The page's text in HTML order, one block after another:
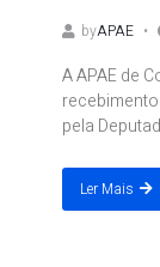
byAPAE
A APAE de
pela
Ler Mais